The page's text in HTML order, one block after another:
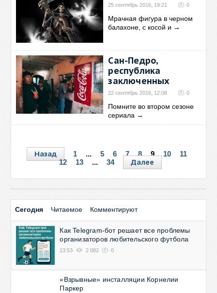
25 сентябрь 2016, 19:21 0
Мрачная фигура в черном
балахоне, с косой и →
Сан-Педро,
республика
заключенных
22 сентябрь 2016, 12:08 0
Помните во втором сезоне
сериала →
Назад 1 ... 5 6 7 8 9 10
11
12
13 ... 34 Далее
Сегодня Читаемое Комментируют
Как Telegram-бот решает все проблемы
организаторов любительского футбола
13:53 2 082 0
«Взрывные» инсталляции Корнелии
Паркер